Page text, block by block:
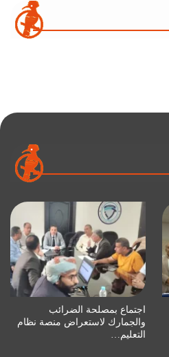
اجتماع بمصلحة الضرائب
والجمارك لاستعراض منصة نظام
التعليم…